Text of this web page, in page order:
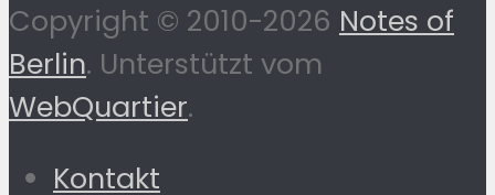
Copyright © 2010-2026 Notes of
Berlin. Unterstützt vom
WebQuartier.
Kontakt